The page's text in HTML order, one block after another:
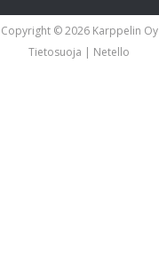
Copyright © 2026 Karppelin Oy
Tietosuoja | Netello